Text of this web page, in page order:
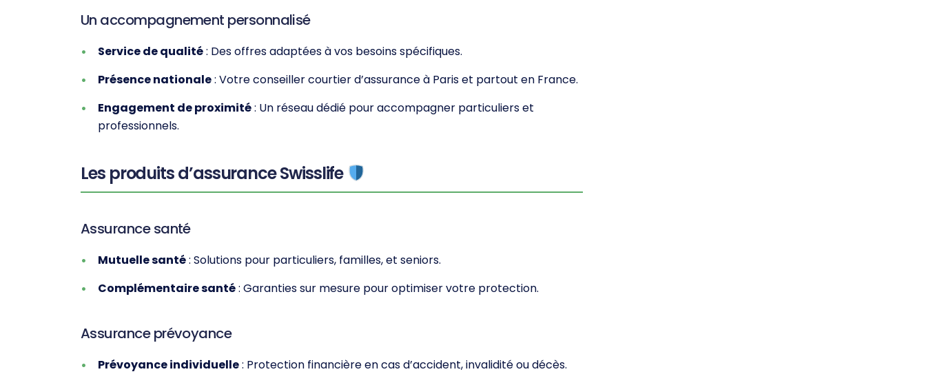
Un accompagnement personnalisé
Service de qualité: Des offres adaptées à vos besoins spécifiques.
Présence nationale: Votre conseiller courtier d’assurance à Paris et partout en France.
Engagement de proximité: Un réseau dédié pour accompagner particuliers et
professionnels.
Les produits d’assurance Swisslife
Assurance santé
Mutuelle santé: Solutions pour particuliers, familles, et seniors.
Complémentaire santé: Garanties sur mesure pour optimiser votre protection.
Assurance prévoyance
Prévoyance individuelle: Protection financière en cas d’accident, invalidité ou décès.